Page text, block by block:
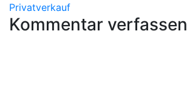
Privatverkauf
Kommentar verfassen